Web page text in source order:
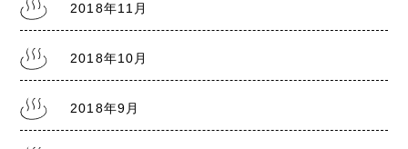
2018年11月
2018年10月
2018年9月